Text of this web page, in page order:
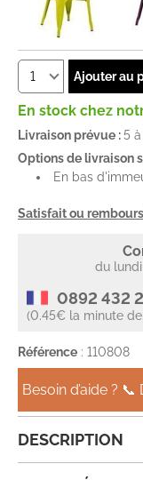
Ajouter au
En stock chez
Livraison prévue :5
Options de livraison
En bas
Satisfait ou
du
0892 432
(0.45€ la minute
Référence : 110808
Besoin d’aide ?
DESCRIPTION